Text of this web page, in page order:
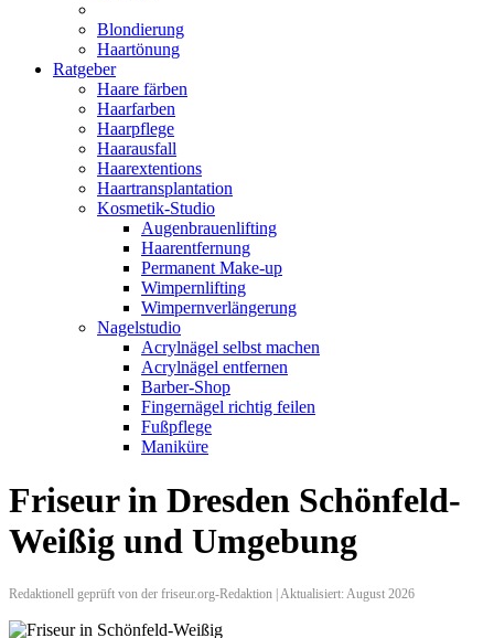
Blondierung
Haartönung
Ratgeber
Haare färben
Haarfarben
Haarpflege
Haarausfall
Haarextentions
Haartransplantation
Kosmetik-Studio
Augenbrauenlifting
Haarentfernung
Permanent Make-up
Wimpernlifting
Wimpernverlängerung
Nagelstudio
Acrylnägel selbst machen
Acrylnägel entfernen
Barber-Shop
Fingernägel richtig feilen
Fußpflege
Maniküre
Friseur in Dresden Schönfeld-
Weißig und Umgebung
Redaktionell geprüft von der friseur.org-Redaktion | Aktualisiert: August 2026